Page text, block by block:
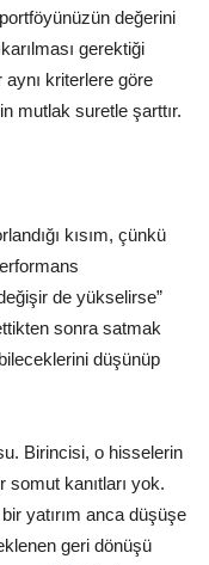
değerini
gerektiği
kriterlere göre
mutlak suretle şarttır.
kısım, çünkü
de yükselirse”
sonra satmak
düşünüp
Birincisi, o hisselerin
kanıtları yok.
yatırım anca düşüşe
geri dönüşü